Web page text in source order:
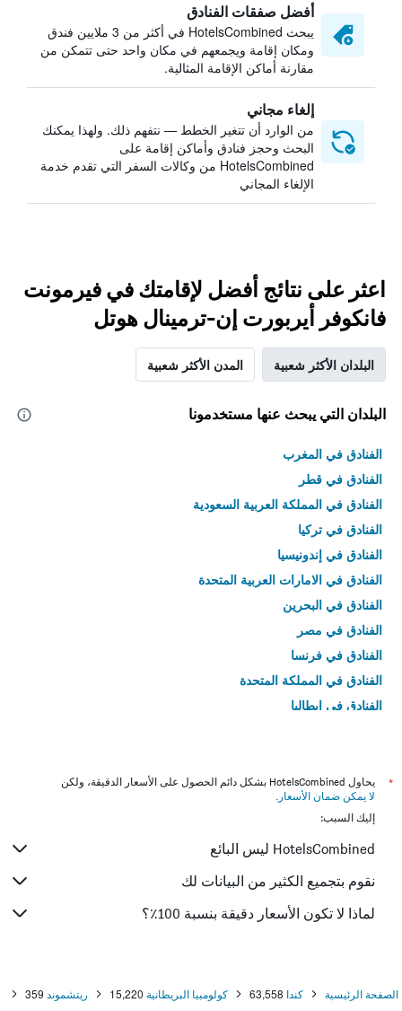
أفضل صفقات الفنادق
يبحث HotelsCombined في أكثر من 3 ملايين فندق
ومكان إقامة ويجمعهم في مكان واحد حتى تتمكن من
مقارنة أماكن الإقامة المثالية.
إلغاء مجاني
من الوارد أن تتغير الخطط — نتفهم ذلك. ولهذا يمكنك
البحث وحجز فنادق وأماكن إقامة على
HotelsCombined من وكالات السفر التي تقدم خدمة
الإلغاء المجاني
اعثر على نتائج أفضل لإقامتك في فيرمونت
فانكوفر أيربورت إن-ترمينال هوتل
البلدان الأكثر شعبية المدن الأكثر شعبية
البلدان التي يبحث عنها مستخدمونا
الفنادق في المغرب
الفنادق في قطر
الفنادق في المملكة العربية السعودية
الفنادق في تركيا
الفنادق في إندونيسيا
الفنادق في الامارات العربية المتحدة
الفنادق في البحرين
الفنادق في مصر
الفنادق في فرنسا
الفنادق في المملكة المتحدة
الفنادق في إيطاليا
*
يحاول HotelsCombined بشكل دائم الحصول على الأسعار الدقيقة، ولكن
لا يمكن ضمان الأسعار .
إليك السبب:
HotelsCombined ليس البائع
نقوم بتجميع الكثير من البيانات لك
لماذا لا تكون الأسعار دقيقة بنسبة 100٪؟
الصفحة الرئيسية كندا 63,558 كولومبيا البريطانية 15,220 ريتشموند 359